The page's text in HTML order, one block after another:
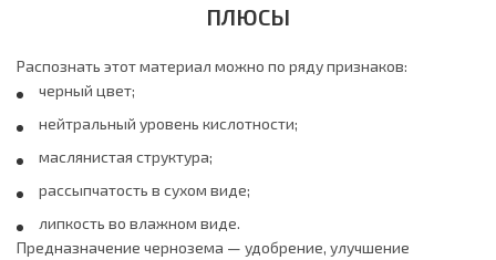
ПЛЮСЫ
Распознать этот материал можно по ряду признаков:
черный цвет;
нейтральный уровень кислотности;
маслянистая структура;
рассыпчатость в сухом виде;
липкость во влажном виде.
Предназначение чернозема — удобрение, улучшение